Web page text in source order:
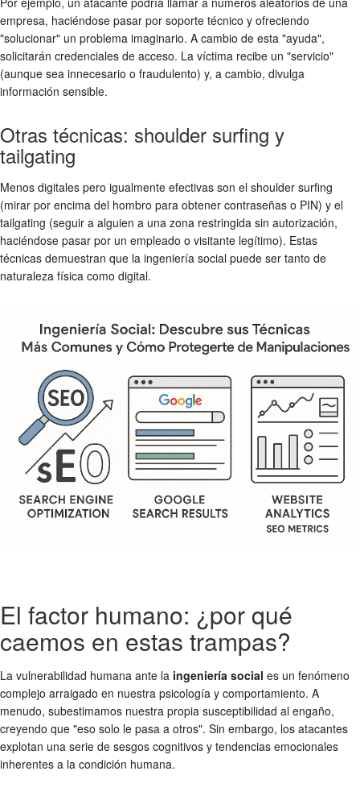
empresa, haciéndose pasar por soporte técnico y ofreciendo
"solucionar" un problema imaginario. A cambio de esta "ayuda",
solicitarán credenciales de acceso. La víctima recibe un "servicio"
(aunque sea innecesario o fraudulento) y, a cambio, divulga
información sensible.
Otras técnicas: shoulder surfing y
tailgating
Menos digitales pero igualmente efectivas son el shoulder surfing
(mirar por encima del hombro para obtener contraseñas o PIN) y el
tailgating (seguir a alguien a una zona restringida sin autorización,
haciéndose pasar por un empleado o visitante legítimo). Estas
técnicas demuestran que la ingeniería social puede ser tanto de
naturaleza física como digital.
El factor humano: ¿por qué
caemos en estas trampas?
La vulnerabilidad humana ante la ingeniería social es un fenómeno
complejo arraigado en nuestra psicología y comportamiento. A
menudo, subestimamos nuestra propia susceptibilidad al engaño,
creyendo que "eso solo le pasa a otros". Sin embargo, los atacantes
explotan una serie de sesgos cognitivos y tendencias emocionales
inherentes a la condición humana.